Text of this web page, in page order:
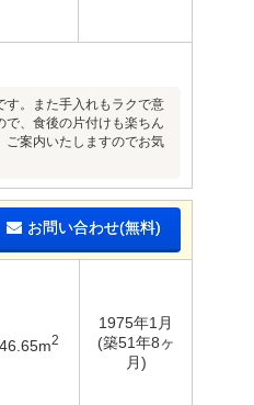
す。また手入れもラクで意
、食後の片付けも楽ちん
ご案内いたしますのでお気
お問い合わせ(無料)
2
1975年1月
(築51年8ヶ
月)